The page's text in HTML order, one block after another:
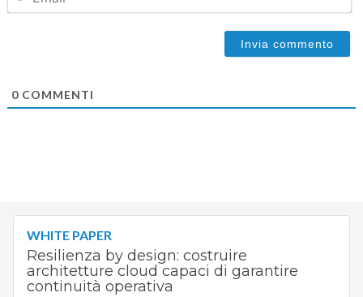
0COMMENTI
WHITE PAPER
Resilienza by design: costruire
architetture cloud capaci di garantire
continuità operativa